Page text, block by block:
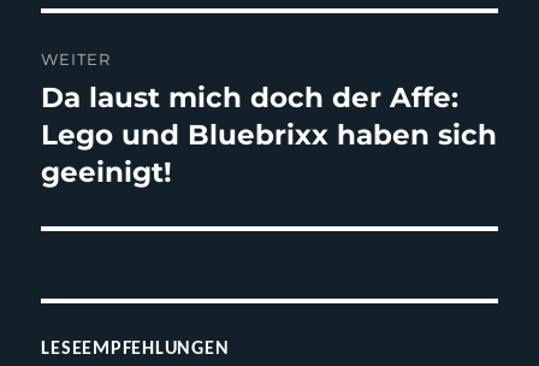
WEITER
Nächster
Beitrag:
Da laust mich doch der Affe:
Lego und Bluebrixx haben sich
geeinigt!
LESEEMPFEHLUNGEN